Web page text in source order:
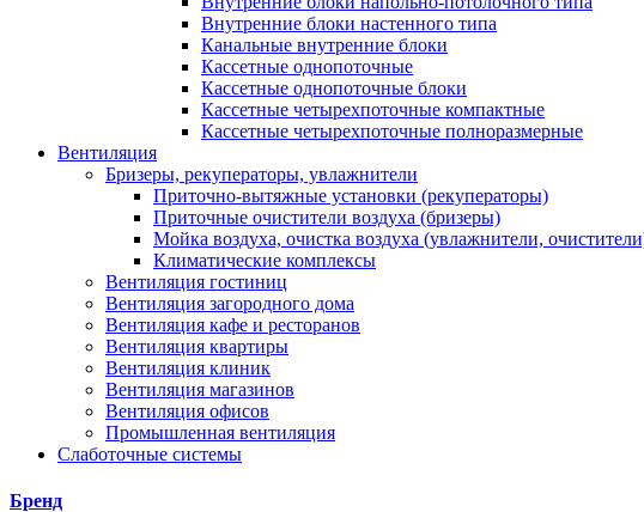
Внутренние блоки настенного типа
Канальные внутренние блоки
Кассетные однопоточные
Кассетные однопоточные блоки
Кассетные четырехпоточные компактные
Кассетные четырехпоточные полноразмерные
Вентиляция
Бризеры, рекуператоры, увлажнители
Приточно-вытяжные установки (рекуператоры)
Приточные очистители воздуха (бризеры)
Мойка воздуха, очистка воздуха (увлажнители,
Климатические комплексы
Вентиляция гостиниц
Вентиляция загородного дома
Вентиляция кафе и ресторанов
Вентиляция квартиры
Вентиляция клиник
Вентиляция магазинов
Вентиляция офисов
Промышленная вентиляция
Слаботочные системы
Бренд